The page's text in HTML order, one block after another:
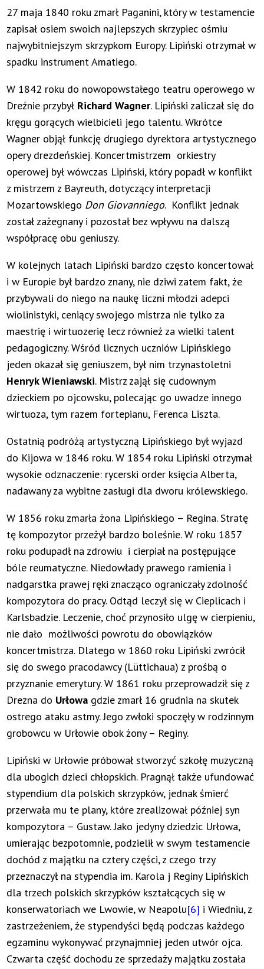
27 maja 1840 roku zmarł Paganini, który w testamencie
zapisał osiem swoich najlepszych skrzypiec ośmiu
najwybitniejszym skrzypkom Europy. Lipiński otrzymał w
spadku instrument Amatiego.
W 1842 roku do nowopowstałego teatru operowego w
Dreźnie przybył Richard Wagner. Lipiński zaliczał się do
kręgu gorących wielbicieli jego talentu. Wkrótce
Wagner objął funkcję drugiego dyrektora artystycznego
opery drezdeńskiej. Koncertmistrzem orkiestry
operowej był wówczas Lipiński, który popadł w konflikt
z mistrzem z Bayreuth, dotyczący interpretacji
Mozartowskiego Don Giovanniego. Konflikt jednak
został zażegnany i pozostał bez wpływu na dalszą
współpracę obu geniuszy.
W kolejnych latach Lipiński bardzo często koncertował
i w Europie był bardzo znany, nie dziwi zatem fakt, że
przybywali do niego na naukę liczni młodzi adepci
wiolinistyki, ceniący swojego mistrza nie tylko za
maestrię i wirtuozerię lecz również za wielki talent
pedagogiczny. Wśród licznych uczniów Lipińskiego
jeden okazał się geniuszem, był nim trzynastoletni
Henryk Wieniawski. Mistrz zajął się cudownym
dzieckiem po ojcowsku, polecając go uwadze innego
wirtuoza, tym razem fortepianu, Ferenca Liszta.
Ostatnią podróżą artystyczną Lipińskiego był wyjazd
do Kijowa w 1846 roku. W 1854 roku Lipiński otrzymał
wysokie odznaczenie: rycerski order księcia Alberta,
nadawany za wybitne zasługi dla dworu królewskiego.
W 1856 roku zmarła żona Lipińskiego – Regina. Stratę
tę kompozytor przeżył bardzo boleśnie. W roku 1857
roku podupadł na zdrowiu i cierpiał na postępujące
bóle reumatyczne. Niedowłady prawego ramienia i
nadgarstka prawej ręki znacząco ograniczały zdolność
kompozytora do pracy. Odtąd leczył się w Cieplicach i
Karlsbadzie. Leczenie, choć przynosiło ulgę w cierpieniu,
nie dało możliwości powrotu do obowiązków
koncertmistrza. Dlatego w 1860 roku Lipiński zwrócił
się do swego pracodawcy (Lüttichaua) z prośbą o
przyznanie emerytury. W 1861 roku przeprowadził się z
Drezna do Urłowa gdzie zmarł 16 grudnia na skutek
ostrego ataku astmy. Jego zwłoki spoczęły w rodzinnym
grobowcu w Urłowie obok żony – Reginy.
Lipiński w Urłowie próbował stworzyć szkołę muzyczną
dla ubogich dzieci chłopskich. Pragnął także ufundować
stypendium dla polskich skrzypków, jednak śmierć
przerwała mu te plany, które zrealizował później syn
kompozytora – Gustaw. Jako jedyny dziedzic Urłowa,
umierając bezpotomnie, podzielił w swym testamencie
dochód z majątku na cztery części, z czego trzy
przeznaczył na stypendia im. Karola j Reginy Lipińskich
dla trzech polskich skrzypków kształcących się w
konserwatoriach we Lwowie, w Neapolu[6] i Wiedniu, z
zastrzeżeniem, że stypendyści będą podczas każdego
egzaminu wykonywać przynajmniej jeden utwór ojca.
Czwarta część dochodu ze sprzedaży majątku została